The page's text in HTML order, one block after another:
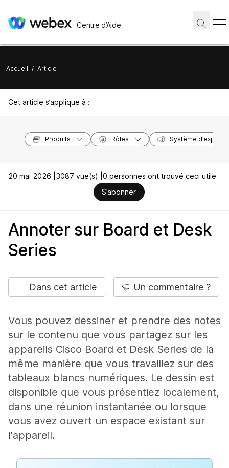
Centre d’Aide
Accueil / Article
Cet article s’applique à :
Produits Rôles Système
20 mai 2026 | 3087 vue(s) | 0 personnes ont trouvé ceci utile
S’abonner
Annoter sur Board et Desk
Series
Dans cet article Un commentaire ?
Vous pouvez dessiner et prendre des notes
sur le contenu que vous partagez sur les
appareils Cisco Board et Desk Series de la
même manière que vous travaillez sur des
tableaux blancs numériques. Le dessin est
disponible que vous présentiez localement,
dans une réunion instantanée ou lorsque
vous avez ouvert un espace existant sur
l'appareil.